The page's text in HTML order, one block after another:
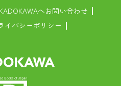
KADOKAWAへお問い合わせ
イバシーポリシー